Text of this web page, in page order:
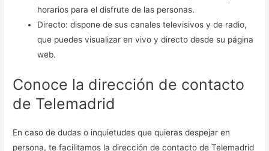
horarios para el disfrute de las personas.
Directo: dispone de sus canales televisivos y de radio,
que puedes visualizar en vivo y directo desde su página
web.
Conoce la dirección de contacto
de Telemadrid
En caso de dudas o inquietudes que quieras despejar en
persona, te facilitamos la dirección de contacto de Telemadrid